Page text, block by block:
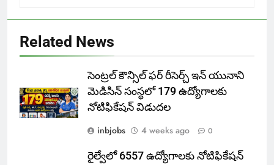
Related News
సెంట్రల్ కౌన్సిల్ ఫర్ రీసెర్చ్ ఇన్ యునాని
మెడిసిన్ సంస్థలో 179 ఉద్యోగాలకు
నోటిఫికేషన్ విడుదల
inbjobs
4 weeks ago 0
రైల్వేలో 6557 ఉద్యోగాలకు నోటిఫికేషన్